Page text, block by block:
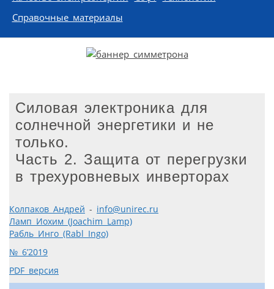
Справочные материалы
Силовая электроника для
солнечной энергетики и не
только.
Часть 2. Защита от перегрузки
в трехуровневых инверторах
Колпаков Андрей - info@unirec.ru
Ламп Иохим (Joachim Lamp)
Рабль Инго (Rabl Ingo)
№ 6’2019
PDF версия